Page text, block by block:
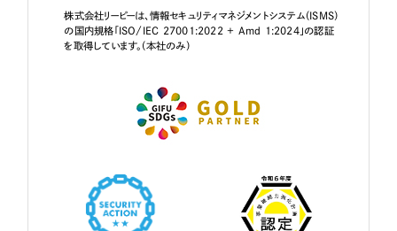
株式会社リーピーは、情報セキュリティマネジメントシステム（ISMS）
の国内規格「ISO/IEC 27001:2022 + Amd 1:2024」の認証
を取得しています。（本社のみ）